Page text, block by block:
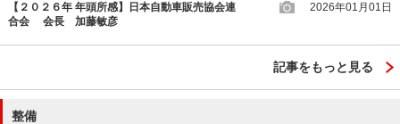
【２０２６年 年頭所感】日本自動車販売協会連
合会 会長 加藤敏彦
2026年01月01日
記事をもっと見る
整備